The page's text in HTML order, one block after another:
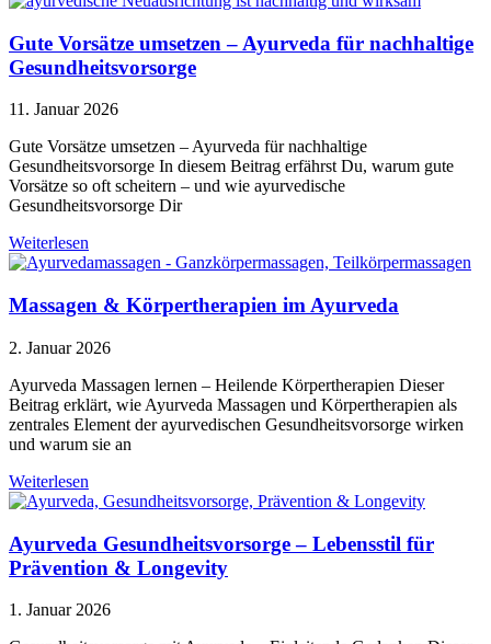
Gute Vorsätze umsetzen – Ayurveda für nachhaltige
Gesundheitsvorsorge
11. Januar 2026
Gute Vorsätze umsetzen – Ayurveda für nachhaltige
Gesundheitsvorsorge In diesem Beitrag erfährst Du, warum gute
Vorsätze so oft scheitern – und wie ayurvedische
Gesundheitsvorsorge Dir
Weiterlesen
Massagen & Körpertherapien im Ayurveda
2. Januar 2026
Ayurveda Massagen lernen – Heilende Körpertherapien Dieser
Beitrag erklärt, wie Ayurveda Massagen und Körpertherapien als
zentrales Element der ayurvedischen Gesundheitsvorsorge wirken
und warum sie an
Weiterlesen
Ayurveda Gesundheitsvorsorge – Lebensstil für
Prävention & Longevity
1. Januar 2026